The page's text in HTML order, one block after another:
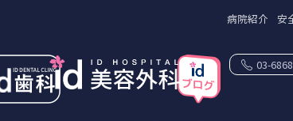
病院紹介 安
03-